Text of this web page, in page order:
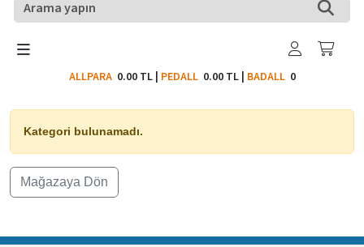
ALLPARA 0.00 TL| PEDALL 0.00 TL| BADALL0
Kategori bulunamadı.
Mağazaya Dön